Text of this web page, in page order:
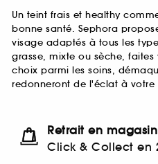
Un teint frais et healthy
bonne santé. Sephora
visage adaptés à tous les
grasse, mixte ou sèche, faites
choix parmi les soins,
redonneront de l'éclat à votre
Retrait en magasin
Click & Collect en